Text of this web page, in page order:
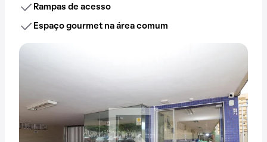
Rampas de acesso
Espaço gourmet na área comum